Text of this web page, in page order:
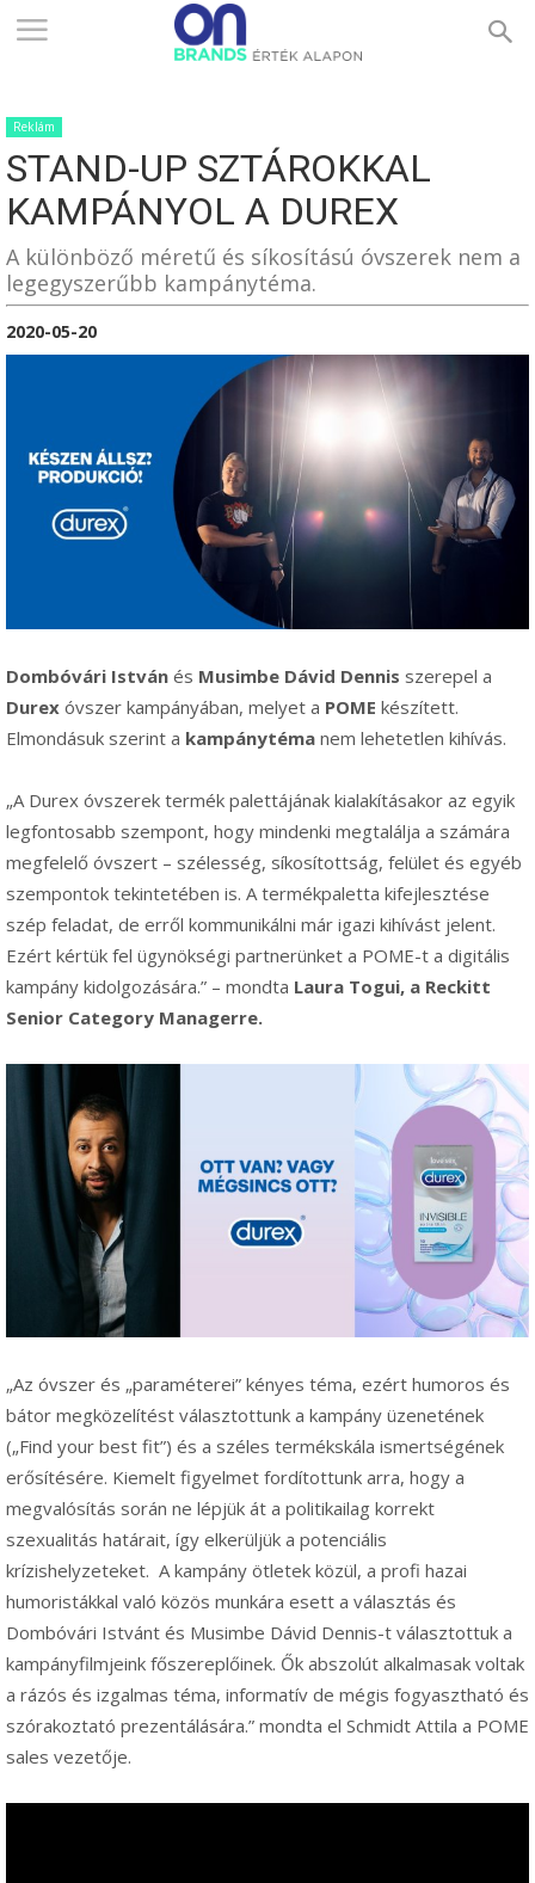
ONBRANDS
–
ALAPON
Reklám
STAND-UP SZTÁROKKAL
KAMPÁNYOL A DUREX
A különböző méretű és síkosítású óvszerek nem a
legegyszerűbb kampánytéma.
2020-05-20
Dombóvári István és Musimbe Dávid Dennis szerepel a
Durex óvszer kampányában, melyet a POME készített.
Elmondásuk szerint a kampánytéma nem lehetetlen kihívás.
„A Durex óvszerek termék palettájának kialakításakor az egyik
legfontosabb szempont, hogy mindenki megtalálja a számára
megfelelő óvszert – szélesség, síkosítottság, felület és egyéb
szempontok tekintetében is. A termékpaletta kifejlesztése
szép feladat, de erről kommunikálni már igazi kihívást jelent.
Ezért kértük fel ügynökségi partnerünket a POME-t a digitális
kampány kidolgozására.” – mondta Laura Togui, a Reckitt
Senior Category Managerre.
„Az óvszer és „paraméterei” kényes téma, ezért humoros és
bátor megközelítést választottunk a kampány üzenetének
(„Find your best fit”) és a széles termékskála ismertségének
erősítésére. Kiemelt figyelmet fordítottunk arra, hogy a
megvalósítás során ne lépjük át a politikailag korrekt
szexualitás határait, így elkerüljük a potenciális
krízishelyzeteket. A kampány ötletek közül, a profi hazai
humoristákkal való közös munkára esett a választás és
Dombóvári Istvánt és Musimbe Dávid Dennis-t választottuk a
kampányfilmjeink főszereplőinek. Ők abszolút alkalmasak voltak
a rázós és izgalmas téma, informatív de mégis fogyasztható és
szórakoztató prezentálására.” mondta el Schmidt Attila a POME
sales vezetője.